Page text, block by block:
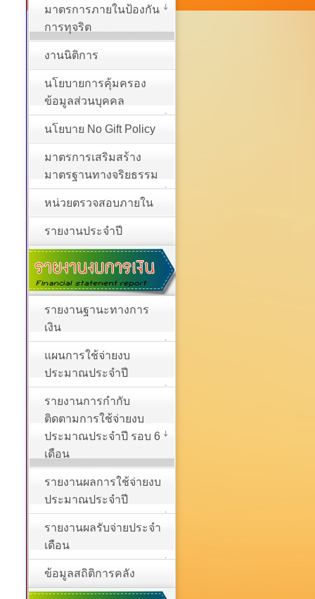
มาตรการภายในป้องกัน
การทุจริต
งานนิติการ
นโยบายการคุ้มครอง
ข้อมูลส่วนบุคคล
นโยบาย No Gift Policy
มาตรการเสริมสร้าง
มาตรฐานทางจริยธรรม
หน่วยตรวจสอบภายใน
รายงานประจำปี
รายงานฐานะทางการ
เงิน
แผนการใช้จ่ายงบ
ประมาณประจำปี
รายงานการกำกับ
ติดตามการใช้จ่ายงบ
ประมาณประจำปี รอบ 6
เดือน
รายงานผลการใช้จ่ายงบ
ประมาณประจำปี
รายงานผลรับจ่ายประจำ
เดือน
ข้อมูลสถิติการคลัง